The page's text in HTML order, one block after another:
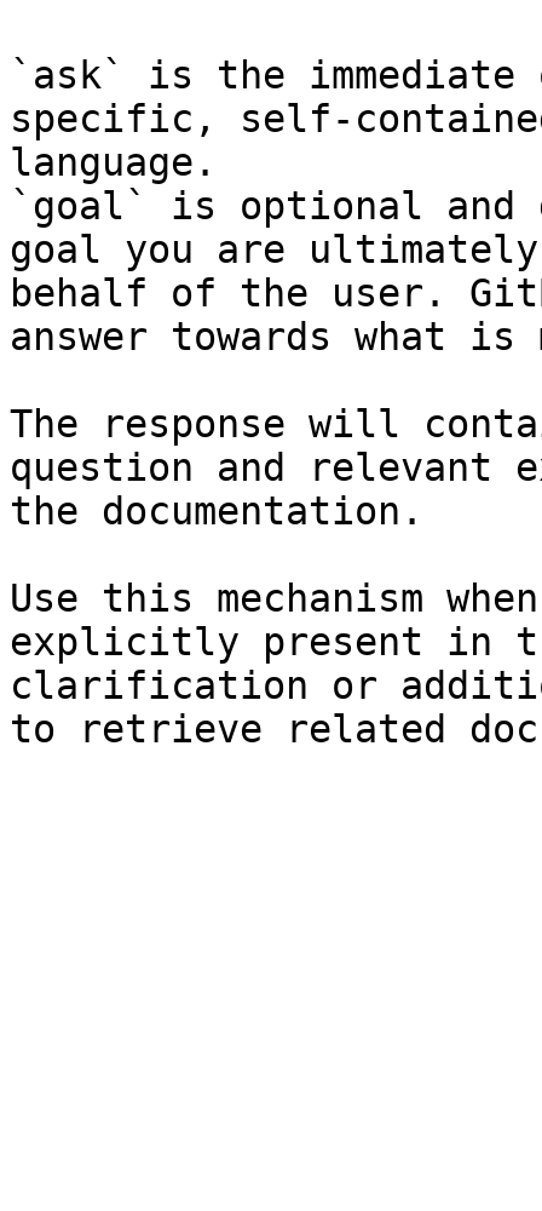
`ask` is the
specific, self-
language.
`goal` is optional and
goal you are
behalf of the user.
answer towards what
The response will
question and relevant
the documentation.
Use this mechanism
explicitly present in
clarification or